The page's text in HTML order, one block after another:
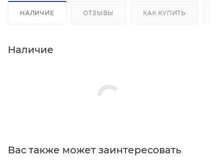
НАЛИЧИЕ ОТЗЫВЫ КАК КУПИТЬ
Наличие
Вас также может заинтересовать